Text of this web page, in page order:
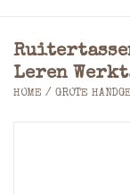
Rugzakken
Leren
HOME / GROTE